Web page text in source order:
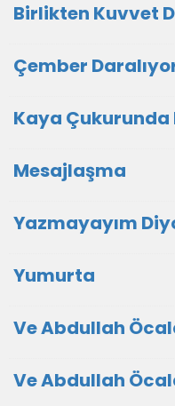
Birlikten Kuvvet
Çember
Kaya Çukurunda
Mesajlaşma
Yazmayayım
Yumurta
Ve Abdullah
Ve Abdullah